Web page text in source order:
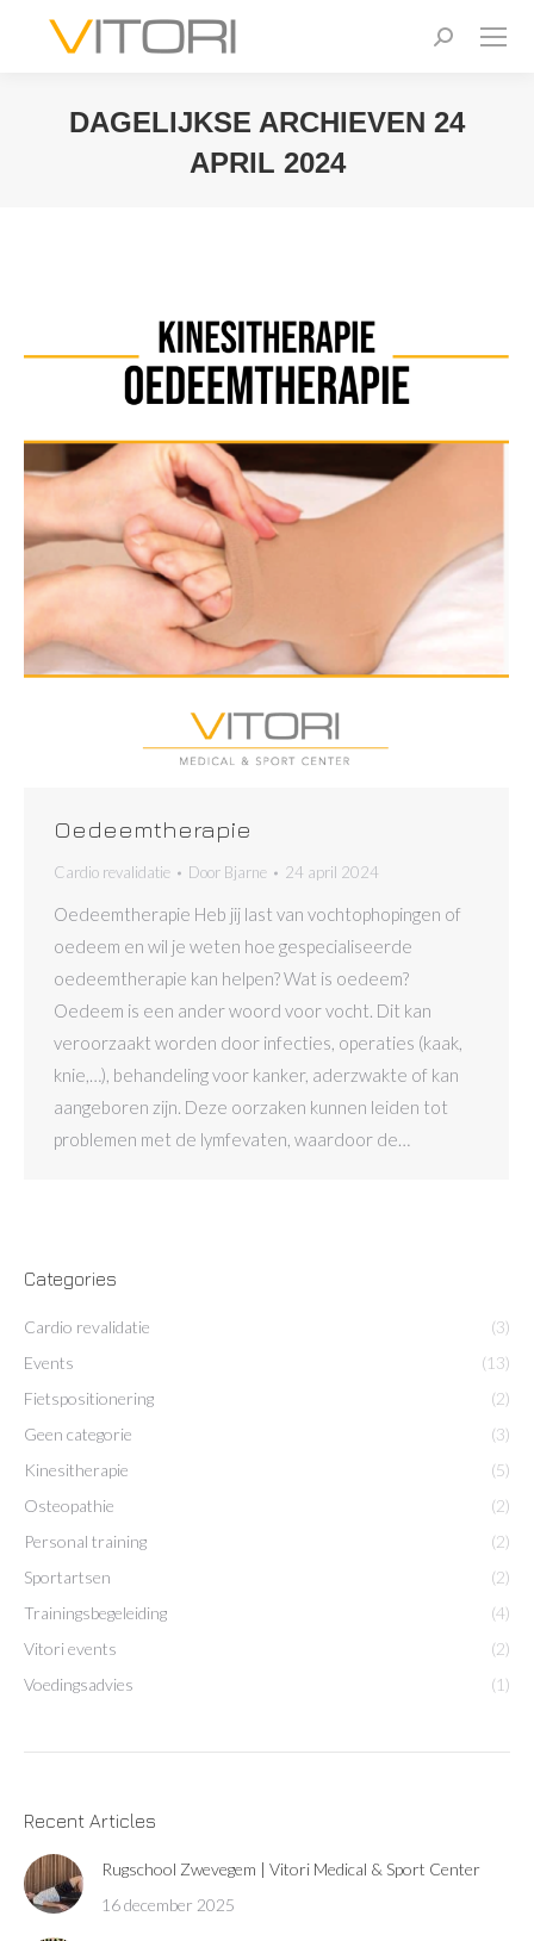
Zoeken:
DAGELIJKSE ARCHIEVEN 24
APRIL 2024
Oedeemtherapie
Cardio revalidatie Door Bjarne 24 april 2024
Oedeemtherapie Heb jij last van vochtophopingen of
oedeem en wil je weten hoe gespecialiseerde
oedeemtherapie kan helpen? Wat is oedeem?
Oedeem is een ander woord voor vocht. Dit kan
veroorzaakt worden door infecties, operaties (kaak,
knie,…), behandeling voor kanker, aderzwakte of kan
aangeboren zijn. Deze oorzaken kunnen leiden tot
problemen met de lymfevaten, waardoor de…
Categories
Cardio revalidatie
(3)
Events
(13)
Fietspositionering
(2)
Geen categorie
(3)
Kinesitherapie
(5)
Osteopathie
(2)
Personal training
(2)
Sportartsen
(2)
Trainingsbegeleiding
(4)
Vitori events
(2)
Voedingsadvies
(1)
Recent Articles
Rugschool Zwevegem | Vitori Medical & Sport Center
16 december 2025